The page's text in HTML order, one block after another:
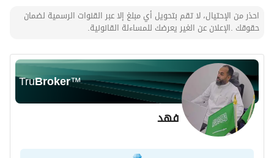
الترخيص الاعلاني
7200524831
احذر من الإحتيال، لا تقم بتحويل أي مبلغ إلا عبر القنوات الرسمية لضمان
حقوقك .الإعلان عن الغير يعرضك للمساءلة القانونية.
TruBroker™
فهد